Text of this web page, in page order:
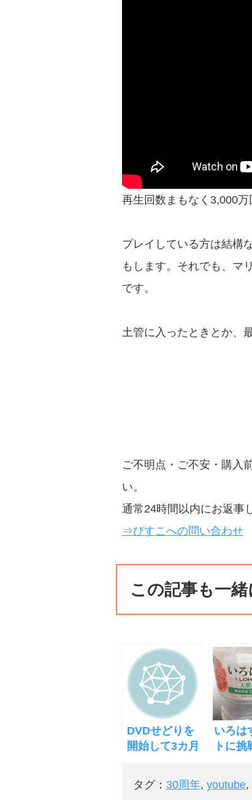
再生回数まもなく3,000万
プレイしている方は結構
もします。それでも、マ
です。
土管に入ったときとか、
ご不明点・ご不安・購入
い。
通常24時間以内にお返事
⇒びすこへの問い合わせ
この記事も一
DVDせどりを
開始して3カ月
いろは
トに
タグ： 30周年, youtube,